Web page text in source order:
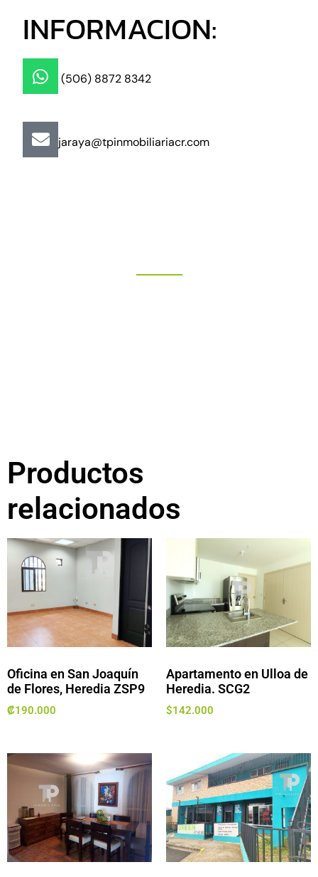
INFORMACION:
(506) 8872 8342
jaraya@tpinmobiliariacr.com
Productos
relacionados
Oficina en San Joaquín
de Flores, Heredia ZSP9
₡190.000
Apartamento en Ulloa de
Heredia. SCG2
$142.000